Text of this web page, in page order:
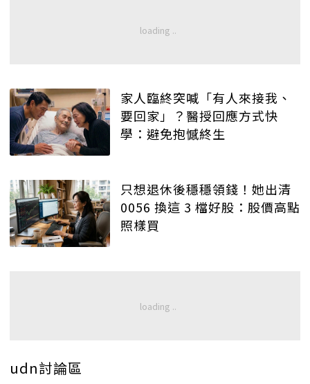
家人臨終突喊「有人來接我、
要回家」？醫授回應方式快
學：避免抱憾終生
只想退休後穩穩領錢！她出清
0056 換這 3 檔好股：股價高點
照樣買
udn討論區